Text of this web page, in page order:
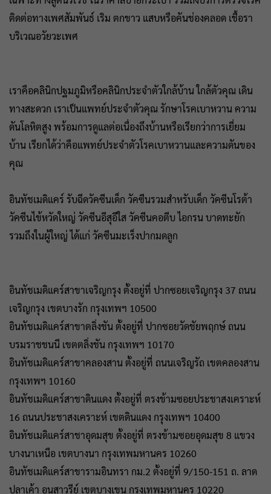
ติดต่อทางเพศสัมพันธ์ เริม ตกขาว แสบหรือคันช่องคลอด เชื้อรา
บริเวณอวัยวะเพศ
เราคือคลินิกปฐมภูมิหรือคลินิกประจำตัวใกล้บ้าน ใกล้ตัวคุณ เดิน
ทางสะดวก เราเป็นแพทย์ประจำตัวคุณ รักษาโรคเบาหวาน ความ
ดันโลหิตสูง พร้อมการดูแลต่อเนื่องถึงบ้านหรือเรียกว่าการเยี่ยม
บ้าน เรียกได้ว่าคือแพทย์ประจำตัวโรคเบาหวานและความดันของ
คุณ
อินทัชเมดิแคร์ รับฉีดวัคซีนเด็ก วัคซีนรวมสำหรับเด็ก วัคซีนโรต้า
วัคซีนไข้หวัดใหญ่ วัคซีนอีสุอีใส วัคซีนคอตีบ ไอกรน บาดทะยัก
รวมถึงในผู้ใหญ่ ได้แก่ วัคซีนมะเร็งปากมดลูก
อินทัชเมดิแคร์สาขาเจริญกรุง ตั้งอยู่ที่ ปากซอยเจริญกรุง 37 ถนน
เจริญกรุง เขตบางรัก กรุงเทพฯ 10500
อินทัชเมดิแคร์สาขาตลิ่งชัน ตั้งอยู่ที่ ปากซอยวัดชัยพฤกษ์ ถนน
บรมราชชนนี เขตตลิ่งชัน กรุงเทพฯ 10170
อินทัชเมดิแคร์สาขาคลองสาน ตั้งอยู่ที่ ถนนเจริญรัถ เขตคลองสาน
กรุงเทพฯ 10160
อินทัชเมดิแคร์สาชาดินแดง ตั้งอยู่ที่ ตรงข้ามซอยประชาสงเคราะห์
16 ถนนประชาสงเคราะห์ เขตดินแดง กรุงเทพฯ 10400
อินทัชเมดิแคร์สาชาอุดมสุข ตั้งอยู่ที่ ตรงข้ามซอยอุดมสุข 8 แขวง
บางนาเหนือ เขตบางนา กรุงเทพมหานคร 10260
อินทัชเมดิแคร์สาขารามอินทรา กม.2 ตั้งอยู่ที่ 9/150-151 ถ. ลาด
ปลาเค้า อนุสาวรีย์ เขตบางเขน กรุงเทพมหานคร 10220